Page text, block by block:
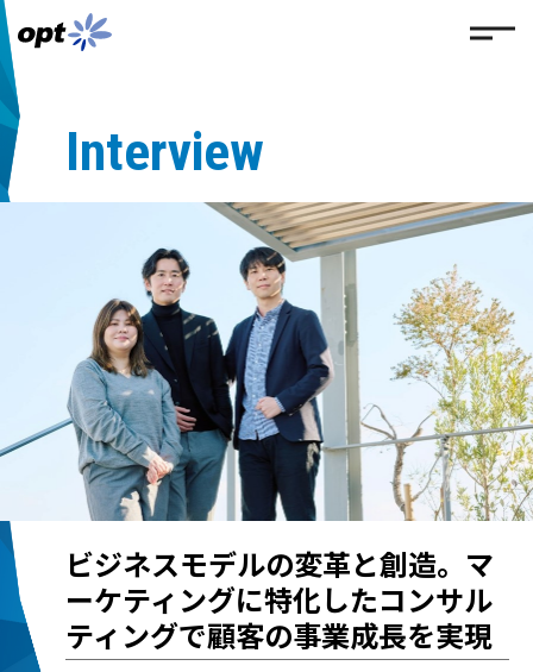
Interview
ビジネスモデルの変革と創造。マ
ーケティングに特化したコンサル
ティングで顧客の事業成長を実現